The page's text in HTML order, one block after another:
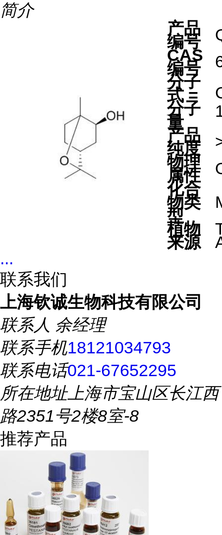
简介
产品
编号
CAS
编号
分子
式 =
分子
量
产品
纯度
物理
属性
化合
物类
型
植物
来源
...
联系我们
上海钦诚生物科技有限公司
联系人 余经理
联系手机18121034793
联系电话021-67652295
所在地址上海市宝山区长江西
路2351号2楼8室-8
推荐产品